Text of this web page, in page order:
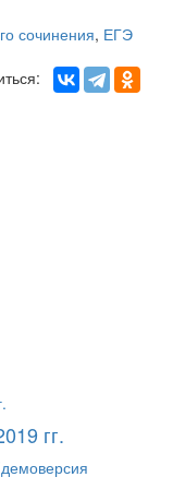
сочинения, ЕГЭ
гг.